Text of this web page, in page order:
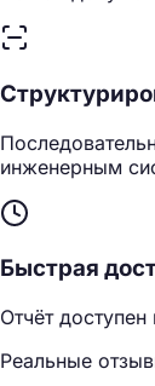
инженерным
Быстрая
Отчёт
Реальные